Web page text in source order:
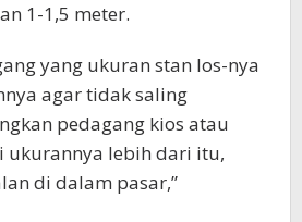
1-1,5 meter.
yang ukuran stan los-nya
agar tidak saling
pedagang kios atau
ukurannya lebih dari itu,
di dalam pasar,”